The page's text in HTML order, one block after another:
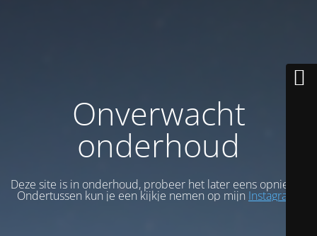
Onverwacht
onderhoud
Deze site is in onderhoud, probeer het later eens opnieuw.
Ondertussen kun je een kijkje nemen op mijn Instagram